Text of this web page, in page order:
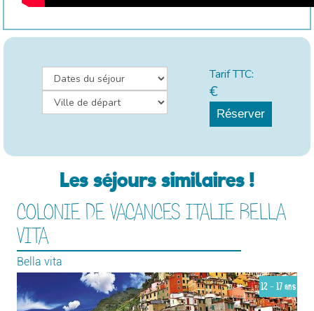
Tarif TTC:
€
Réserver
Les séjours similaires !
COLONIE DE VACANCES ITALIE BELLA
VITA
Bella vita
12 - 17 ans